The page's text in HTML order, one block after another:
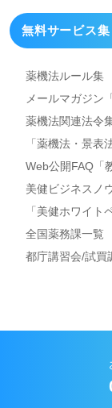
無料サービス集
薬機法ルール集
メールマガジン
薬機法関連法令
「薬機法・景表
Web公開FAQ「
美健ビジネスノ
「美健ホワイト
全国薬務課一覧
都庁講習会/試買